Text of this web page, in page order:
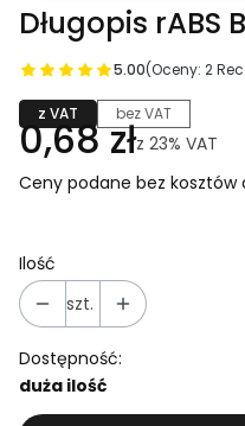
Długopis rABS
5.00(Oceny: 2
z VAT bez VAT
0,68 złz 23% VAT
Ceny podane bez kosztów
Ilość
szt.
Dostępność:
duża ilość